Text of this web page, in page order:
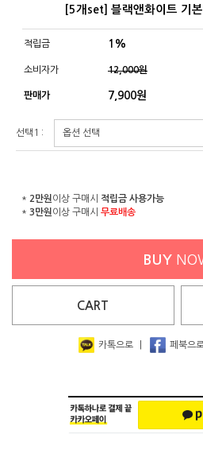
[5개set] 블랙앤화이트 기
적립금 1%
소비자가 12,000원
판매가 7,900원
선택1 :
* 2만원 이상 구매시 적립금 사용가능
* 3만원 이상 구매시 무료배송
BUY
CART
카톡으로 페북으